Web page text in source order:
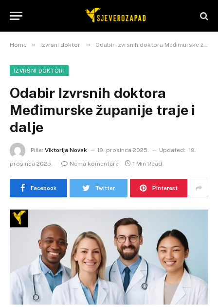
Home » Izvrsni doktori » Odabir Izvrsnih doktora Međimurske županije traje i dalje
IZVRSNI DOKTORI
Odabir Izvrsnih doktora
Međimurske županije traje i
dalje
Piše: Viktorija Novak 19. prosinca 2025. Updated: 19.
prosinca 2025.
Nema komentara 1 Min Read
Facebook Twitter Pinterest